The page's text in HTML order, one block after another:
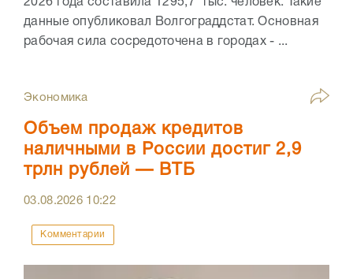
2026 года составила 1295,7 тыс. человек. Такие
данные опубликовал Волгограддстат. Основная
рабочая сила сосредоточена в городах - ...
Экономика
Объем продаж кредитов
наличными в России достиг 2,9
трлн рублей — ВТБ
03.08.2026 10:22
Комментарии